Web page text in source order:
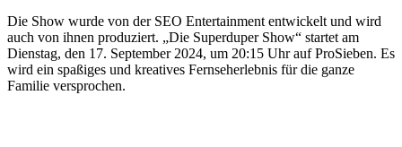
Die Show wurde von der SEO Entertainment entwickelt und wird
auch von ihnen produziert. „Die Superduper Show“ startet am
Dienstag, den 17. September 2024, um 20:15 Uhr auf ProSieben. Es
wird ein spaßiges und kreatives Fernseherlebnis für die ganze
Familie versprochen.